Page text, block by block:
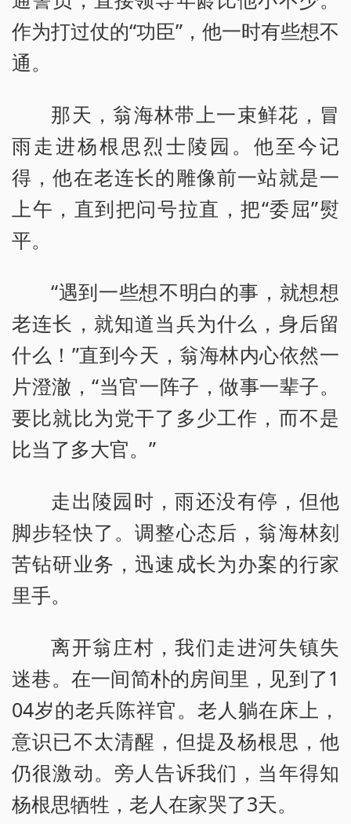
作为打过仗的“功臣”，他一时有些想不
通。
那天，翁海林带上一束鲜花，冒
雨走进杨根思烈士陵园。他至今记
得，他在老连长的雕像前一站就是一
上午，直到把问号拉直，把“委屈”熨
平。
“遇到一些想不明白的事，就想想
老连长，就知道当兵为什么，身后留
什么！”直到今天，翁海林内心依然一
片澄澈，“当官一阵子，做事一辈子。
要比就比为党干了多少工作，而不是
比当了多大官。”
走出陵园时，雨还没有停，但他
脚步轻快了。调整心态后，翁海林刻
苦钻研业务，迅速成长为办案的行家
里手。
离开翁庄村，我们走进河失镇失
迷巷。在一间简朴的房间里，见到了1
04岁的老兵陈祥官。老人躺在床上，
意识已不太清醒，但提及杨根思，他
仍很激动。旁人告诉我们，当年得知
杨根思牺牲，老人在家哭了3天。